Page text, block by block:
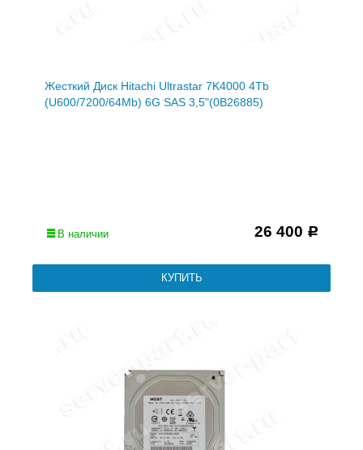
Жесткий Диск Hitachi Ultrastar 7K4000 4Tb
(U600/7200/64Mb) 6G SAS 3,5"(0B26885)
В наличии 26 400 Р